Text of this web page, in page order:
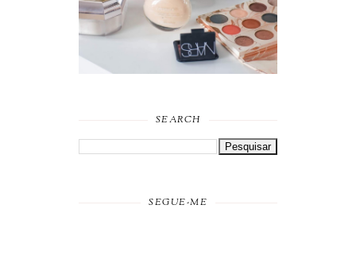
SEARCH
SEGUE-ME